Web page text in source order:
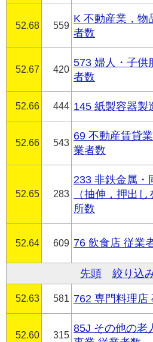
52.68 559
K 不動産業，物
者数
52.67 420
573 婦人・子供
者数
52.66 444 145 紙製容器製
52.66 543
69 不動産賃貸
業者数
52.65 283
233 非鉄金属・
（抽伸，押出
所数
52.64 609 76 飲食店 従業
先頭 絞り込
52.63 581 762 専門料理店
52.60 315
85J その他の老